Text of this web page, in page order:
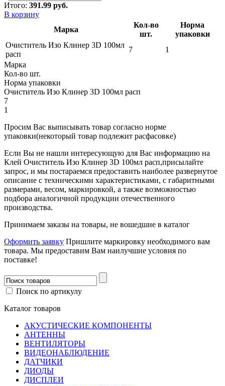
Итого: 391.99 руб.
В корзину
Марка
Кол-во
шт.
Норма
упаковки
Очиститель Изо Клинер 3D 100мл
расп
7
1
Марка
Кол-во шт.
Норма упаковки
Очиститель Изо Клинер 3D 100мл расп
7
1
Просим Вас выписывать товар согласно норме
упаковки(некоторый товар подлежит расфасовке)
Если Вы не нашли интересующую для Вас информацию на
Клей Очиститель Изо Клинер 3D 100мл расп,присылайте
запрос, и мы постараемся предоставить наиболее развернутое
описание с техническими характеристиками, с габаритными
размерами, весом, маркировкой, а также возможностью
подбора аналогичной продукции отечественного
производства.
Принимаем заказы на товары, не вошедшие в каталог
Оформить заявку Пришлите маркировку необходимого вам
товара. Мы предоставим Вам наилучшие условия по
поставке!
Поиск по артикулу
Каталог товаров
АКУСТИЧЕСКИЕ КОМПОНЕНТЫ
АНТЕННЫ
ВЕНТИЛЯТОРЫ
ВИДЕОНАБЛЮДЕНИЕ
ДАТЧИКИ
ДИОДЫ
ДИСПЛЕИ